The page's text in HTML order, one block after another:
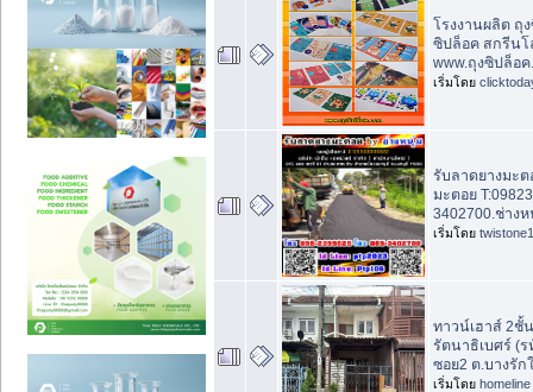
โรงงานผลิต ถุ
ซิปล็อค สกรีน
www.ถุงซิปล็อค
เริ่มโดย
รับลาดยางมะต
มะตอย
3402700.ช่าง
เริ่มโดย twistone1
ทาวน์เฮาส์ 2ชั้
รัตนาธิเบศร์ (ร
ซอย2 ต.บางรั
เริ่มโดย homeline